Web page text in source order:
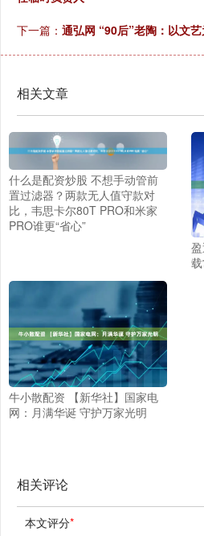
下一篇： 通弘网 “90后”老陶：以文
相关文章
什么是配资炒股 不想手动管前
置过滤器？两款无人值守款对
比，韦思卡尔80T PRO和米家
PRO谁更“省心”
牛小散配资 【新华社】国家电
网：月满华诞 守护万家光明
相关评论
本文评分*